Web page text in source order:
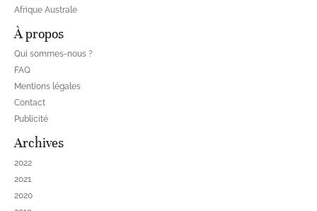
Afrique Australe
À propos
Qui sommes-nous ?
FAQ
Mentions légales
Contact
Publicité
Archives
2022
2021
2020